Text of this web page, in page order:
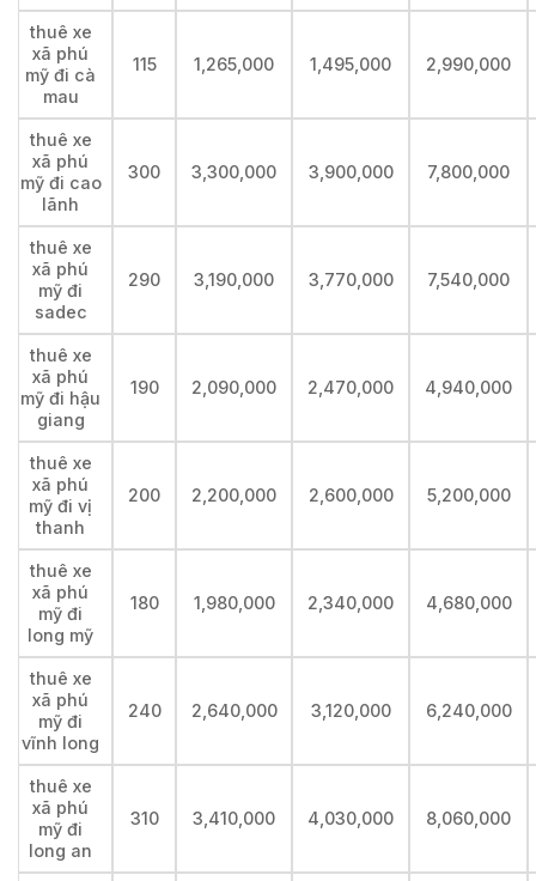
thuê xe
xã phú
mỹ đi cà
mau
115 1,265,000 1,495,000 2,990,000
thuê xe
xã phú
mỹ đi cao
lãnh
300 3,300,000 3,900,000 7,800,000
thuê xe
xã phú
mỹ đi
sadec
290 3,190,000 3,770,000 7,540,000
thuê xe
xã phú
mỹ đi hậu
giang
190 2,090,000 2,470,000 4,940,000
thuê xe
xã phú
mỹ đi vị
thanh
200 2,200,000 2,600,000 5,200,000
thuê xe
xã phú
mỹ đi
long mỹ
180 1,980,000 2,340,000 4,680,000
thuê xe
xã phú
mỹ đi
vĩnh long
240 2,640,000 3,120,000 6,240,000
thuê xe
xã phú
mỹ đi
long an
310 3,410,000 4,030,000 8,060,000